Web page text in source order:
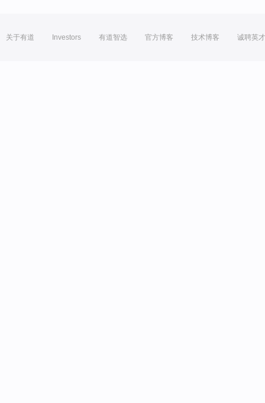
关于有道 Investors 有道智选 官方博客 技术博客 诚聘英才